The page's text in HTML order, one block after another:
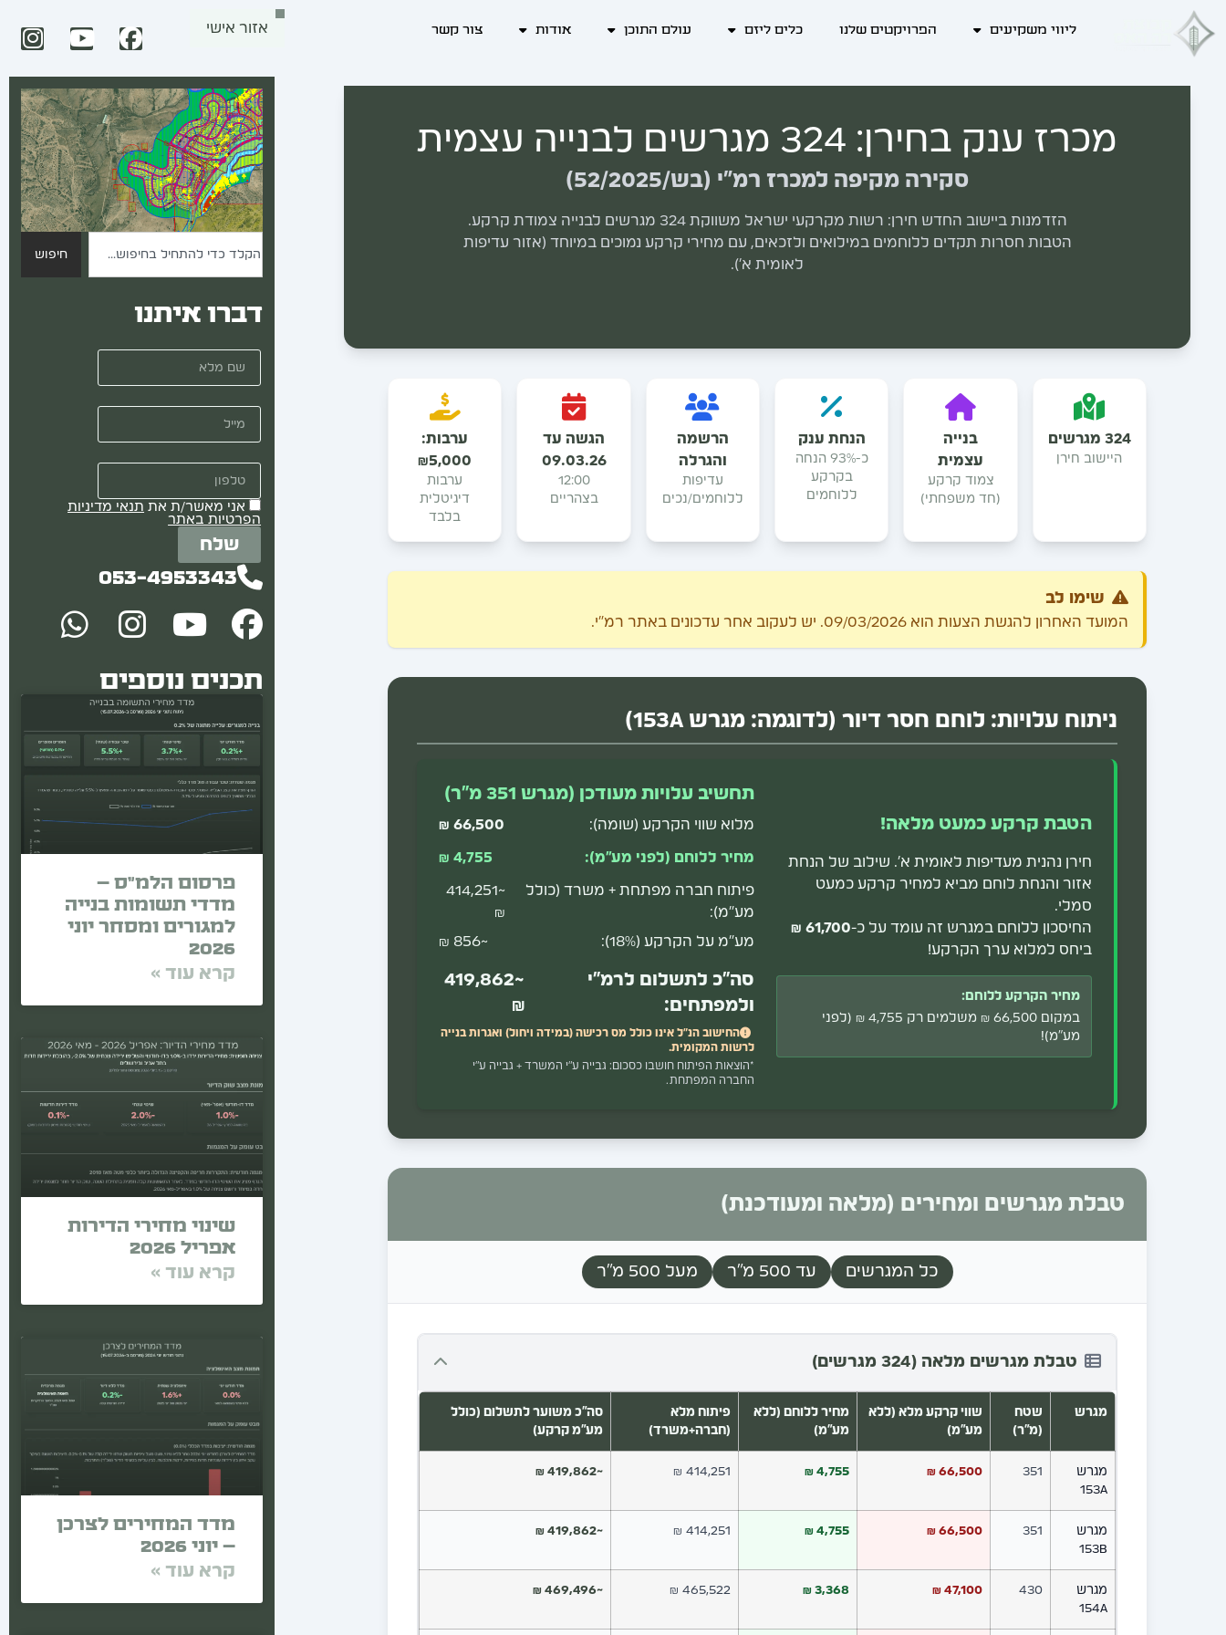
ליווי משקיעים הפרויקטים שלנו כלים ליזם עולם התוכן אודות צור קשר אזור אישי
מכרז ענק בחירן: 324 מגרשים לבנייה עצמית
סקירה מקיפה למכרז רמ"י (בש/52/2025)
הזדמנות ביישוב החדש חירן: רשות מקרקעי ישראל משווקת 324 מגרשים לבנייה צמודת קרקע.
הטבות חסרות תקדים ללוחמים במילואים ולזכאים, עם מחירי קרקע נמוכים במיוחד (אזור עדיפות
לאומית א').
324 מגרשים
היישוב חירן
בנייה
עצמית
צמוד קרקע
(חד משפחתי)
הנחת ענק
כ-93% הנחה
בקרקע
ללוחמים
הרשמה
והגרלה
עדיפות
ללוחמים/נכים
הגשה עד
09.03.26
12:00
בצהריים
ערבות:
₪5,000
ערבות
דיגיטלית
בלבד
שימו לב
המועד האחרון להגשת הצעות הוא 09/03/2026. יש לעקוב אחר עדכונים באתר רמ"י.
ניתוח עלויות: לוחם חסר דיור (לדוגמה: מגרש 153A)
הטבת קרקע כמעט מלאה!
חירן נהנית מעדיפות לאומית א'. שילוב של הנחת
אזור והנחת לוחם מביא למחיר קרקע כמעט
סמלי.
החיסכון ללוחם במגרש זה עומד על כ-61,700 ₪
ביחס למלוא ערך הקרקע!
מחיר הקרקע ללוחם:
במקום 66,500 ₪ משלמים רק 4,755 ₪ (לפני
מע"מ)!
תחשיב עלויות מעודכן (מגרש 351 מ"ר)
מלוא שווי הקרקע (שומה): 66,500 ₪
מחיר ללוחם (לפני מע"מ): 4,755 ₪
פיתוח חברה מפתחת + משרד (כולל
מע"מ):
~414,251
₪
מע"מ על הקרקע (18%):
~856 ₪
סה"כ לתשלום לרמ"י
ולמפתחים:
~419,862
₪
החישוב הנ"ל אינו כולל מס רכישה (במידה ויחול) ואגרות בנייה
לרשות המקומית.
*הוצאות הפיתוח חושבו כסכום: גבייה ע"י המשרד + גבייה ע"י
החברה המפתחת.
טבלת מגרשים ומחירים (מלאה ומעודכנת)
כל המגרשים עד 500 מ"ר מעל 500 מ"ר
טבלת מגרשים מלאה (324 מגרשים)
מגרש
שטח
(מ"ר)
שווי קרקע מלא (ללא
מע"מ)
מחיר ללוחם (ללא
מע"מ)
פיתוח מלא
(חברה+משרד)
סה"כ משוער לתשלום (כולל
מע"מ קרקע)
מגרש
153A
351
66,500 ₪
4,755 ₪
414,251 ₪
~419,862 ₪
מגרש
153B
351
66,500 ₪
4,755 ₪
414,251 ₪
~419,862 ₪
מגרש
154A
430
47,100 ₪
3,368 ₪
465,522 ₪
~469,496 ₪
חיפוש
דברו איתנו
אני מאשר/ת את תנאי מדיניות
הפרטיות באתר
שלח
053-4953343
תכנים נוספים
פרסום הלמ"ס –
מדדי תשומות בנייה
למגורים ומסחר יוני
2026
קרא עוד »
שינוי מחירי הדירות
אפריל 2026
קרא עוד »
מדד המחירים לצרכן
– יוני 2026
קרא עוד »